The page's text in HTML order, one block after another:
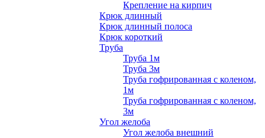
Крепление на кирпич
Крюк длинный
Крюк длинный полоса
Крюк короткий
Труба
Труба 1м
Труба 3м
Труба гофрированная с коленом,
1м
Труба гофрированная с коленом,
3м
Угол желоба
Угол желоба внешний